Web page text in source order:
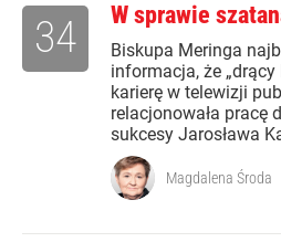
W sprawie
Biskupa Meringa
informacja, że
karierę w telewizji
relacjonowała pracę
sukcesy Jarosława
34
Magdalena Środa